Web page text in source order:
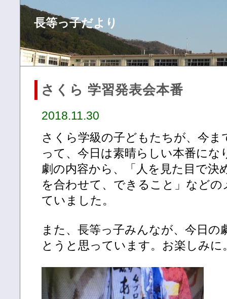
長等っ子だより
さくら 学習発表会本番
2018.11.30
さくら学級の子どもたちが、今ま
って、今日は素晴らしい本番にな
劇の内容から、「人を見た目で決
を合わせて、できること」など
ていました。
また、長等っ子みんなが、今日の
とうと思っています。お楽しみに